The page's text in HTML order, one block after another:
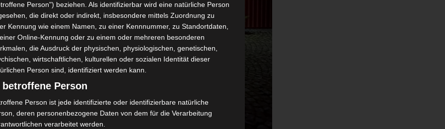
Person") beziehen. Als identifizierbar wird eine natürliche Person
die direkt oder indirekt, insbesondere mittels Zuordnung zu
Kennung wie einem Namen, zu einer Kennnummer, zu Standortdaten,
Online-Kennung oder zu einem oder mehreren besonderen
die Ausdruck der physischen, physiologischen, genetischen,
wirtschaftlichen, kulturellen oder sozialen Identität dieser
Person sind, identifiziert werden kann.
betroffene Person
Person ist jede identifizierte oder identifizierbare natürliche
deren personenbezogene Daten von dem für die Verarbeitung
verarbeitet werden.